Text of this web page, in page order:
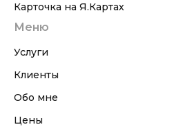
Карточка на Я.Картах
Меню
Услуги
Клиенты
Обо мне
Цены